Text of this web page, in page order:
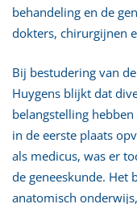
behandeling en de
dokters, chirurgijnen
Bij bestudering van
Huygens blijkt dat
belangstelling
in de eerste plaats
als medicus, was er
de geneeskunde. Het
anatomisch